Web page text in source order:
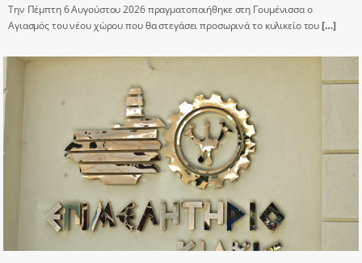
Την Πέμπτη 6 Αυγούστου 2026 πραγματοποιήθηκε στη Γουμένισσα ο
Αγιασμός του νέου χώρου που θα στεγάσει προσωρινά το κυλικείο του[…]